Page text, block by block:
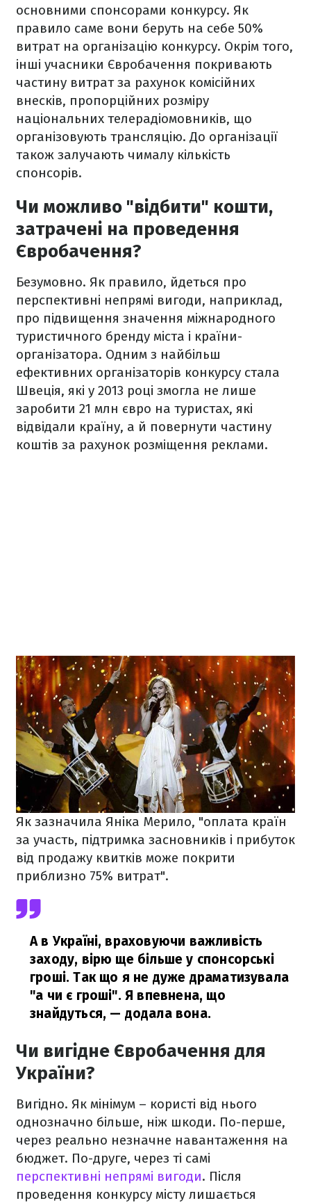
основними спонсорами конкурсу. Як
правило саме вони беруть на себе 50%
витрат на організацію конкурсу. Окрім того,
інші учасники Євробачення покривають
частину витрат за рахунок комісійних
внесків, пропорційних розміру
національних телерадіомовників, що
організовують трансляцію. До організації
також залучають чималу кількість
спонсорів.
Чи можливо "відбити" кошти,
затрачені на проведення
Євробачення?
Безумовно. Як правило, йдеться про
перспективні непрямі вигоди, наприклад,
про підвищення значення міжнародного
туристичного бренду міста і країни-
організатора. Одним з найбільш
ефективних організаторів конкурсу стала
Швеція, які у 2013 році змогла не лише
заробити 21 млн євро на туристах, які
відвідали країну, а й повернути частину
коштів за рахунок розміщення реклами.
Як зазначила Яніка Мерило, "оплата країн
за участь, підтримка засновників і прибуток
від продажу квитків може покрити
приблизно 75% витрат".
А в Україні, враховуючи важливість
заходу, вірю ще більше у спонсорські
гроші. Так що я не дуже драматизувала
"а чи є гроші". Я впевнена, що
знайдуться, — додала вона.
Чи вигідне Євробачення для
України?
Вигідно. Як мінімум – користі від нього
однозначно більше, ніж шкоди. По-перше,
через реально незначне навантаження на
бюджет. По-друге, через ті самі
перспективні непрямі вигоди. Після
проведення конкурсу місту лишається